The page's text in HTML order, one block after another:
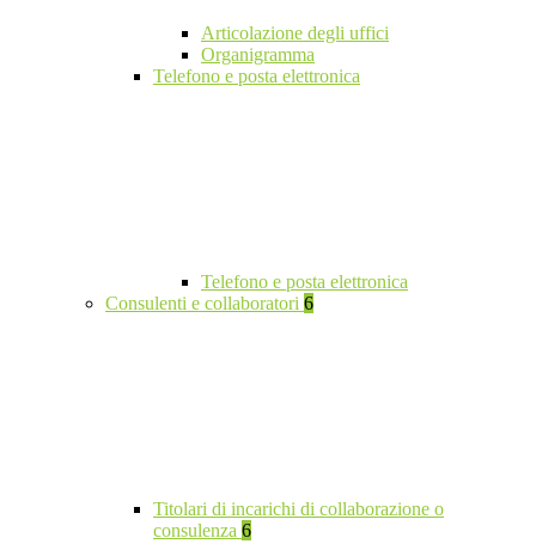
Articolazione degli uffici
Organigramma
Telefono e posta elettronica
Telefono e posta elettronica
Consulenti e collaboratori 6
Titolari di incarichi di collaborazione o
consulenza 6